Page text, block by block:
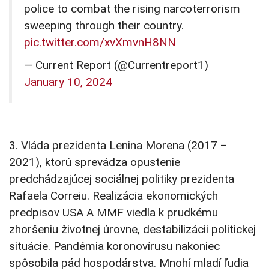
police to combat the rising narcoterrorism
sweeping through their country.
pic.twitter.com/xvXmvnH8NN
— Current Report (@Currentreport1)
January 10, 2024
3. Vláda prezidenta Lenina Morena (2017 –
2021), ktorú sprevádza opustenie
predchádzajúcej sociálnej politiky prezidenta
Rafaela Correiu. Realizácia ekonomických
predpisov USA A MMF viedla k prudkému
zhoršeniu životnej úrovne, destabilizácii politickej
situácie. Pandémia koronovírusu nakoniec
spôsobila pád hospodárstva. Mnohí mladí ľudia